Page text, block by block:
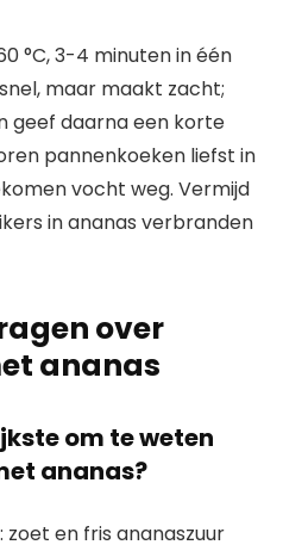
°C, 3-4 minuten in één
maar maakt zacht;
geef daarna een korte
pannenkoeken liefst in
vocht weg. Vermijd
in ananas verbranden
over
ananas
om te weten
ananas?
zoet en fris ananaszuur